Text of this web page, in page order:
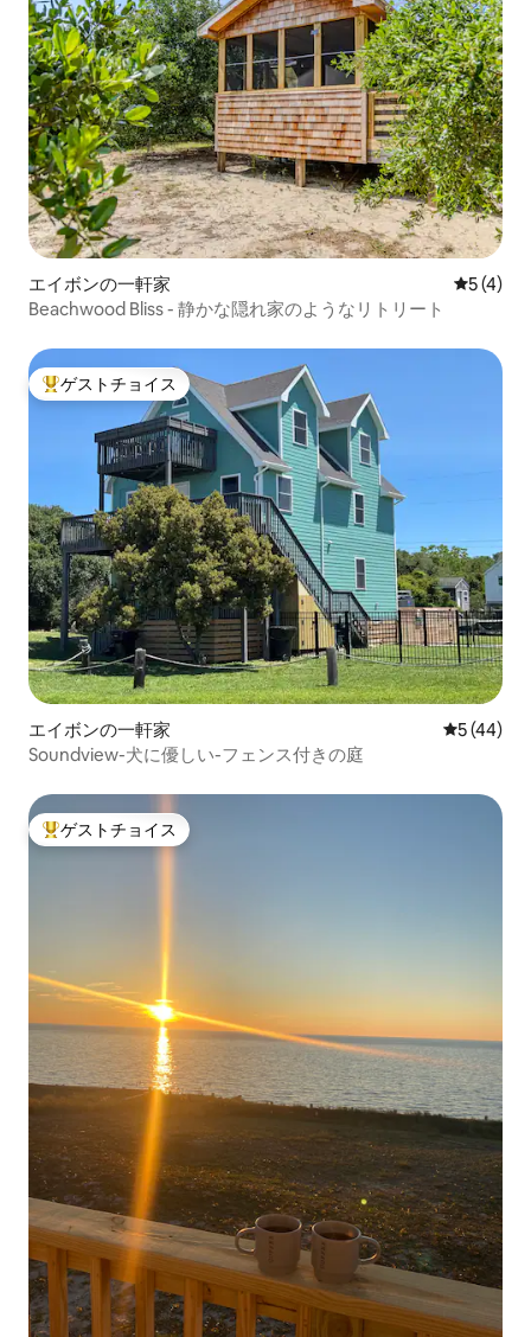
エイボンの一軒家 レビュー
5 (4)
Beachwood Bliss - 静かな隠れ家のようなリトリート
大好評のゲストチョイスです。
ゲストチョイス
エイボンの一軒家 レビュー
5 (44)
Soundview-犬に優しい-フェンス付きの庭
大好評のゲストチョイスです。
ゲストチョイス